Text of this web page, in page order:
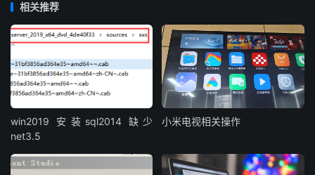
相关推荐
win2019 安装sql2014 缺少
net3.5
小米电视相关操作